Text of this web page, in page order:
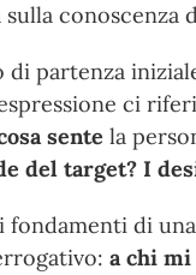
sulla conoscenza
di partenza
ci
sente la
del target? I
fondamenti di una
a chi